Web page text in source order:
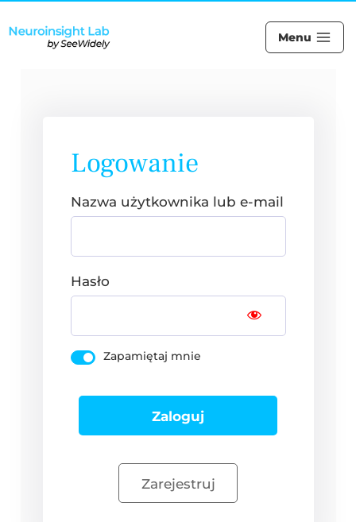
Menu
Logowanie
Nazwa użytkownika lub e-mail
Hasło
Zapamiętaj mnie
Zarejestruj